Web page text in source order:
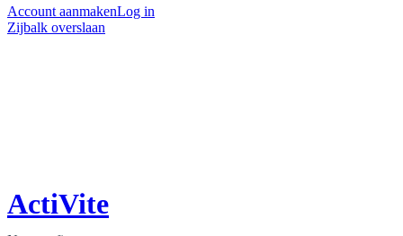
Account aanmakenLog in
Zijbalk overslaan
ActiVite